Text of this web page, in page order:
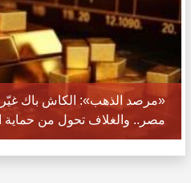
«مرصد الذهب»: الكاش باك غيّر
مصر.. والغلاف تحول من حماية